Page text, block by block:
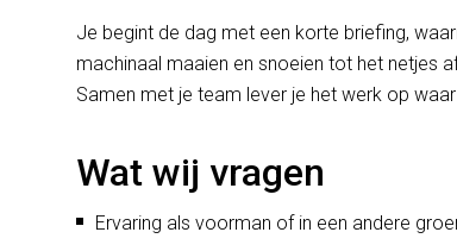
Je begint de dag met een korte briefing,
machinaal maaien en snoeien tot het netjes
Samen met je team lever je het werk op
Wat wij vragen
Ervaring als voorman of in een andere